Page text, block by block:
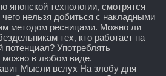
японской технологии, смотрятся
нельзя добиться с накладными
методом ресницами. Можно ли
тех, кто работает на
потенциал? Употреблять
можно в любом виде.
Мысли вслух На злобу дня